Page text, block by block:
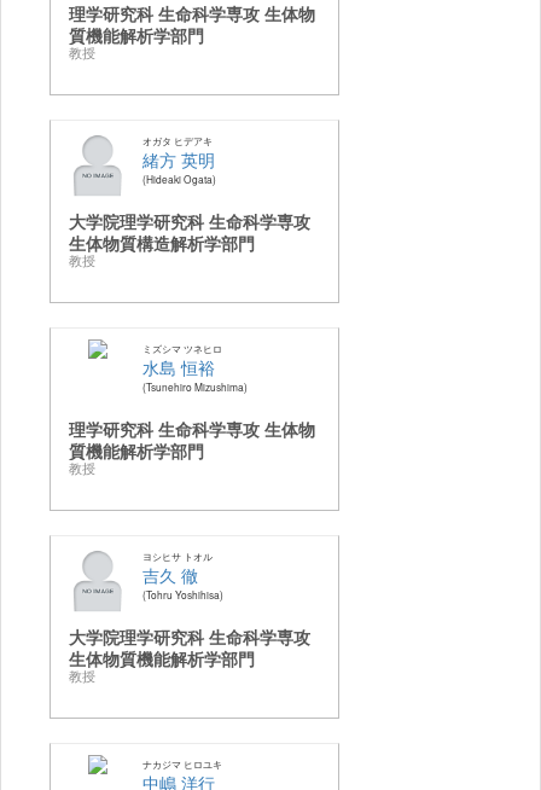
理学研究科 生命科学専攻 生体物
質機能解析学部門
教授
オガタ ヒデアキ
緒方 英明
Hideaki Ogata
大学院理学研究科 生命科学専攻
生体物質構造解析学部門
教授
ミズシマ ツネヒロ
水島 恒裕
Tsunehiro Mizushima
理学研究科 生命科学専攻 生体物
質機能解析学部門
教授
ヨシヒサ トオル
吉久 徹
Tohru Yoshihisa
大学院理学研究科 生命科学専攻
生体物質機能解析学部門
教授
ナカジマ ヒロユキ
中嶋 洋行